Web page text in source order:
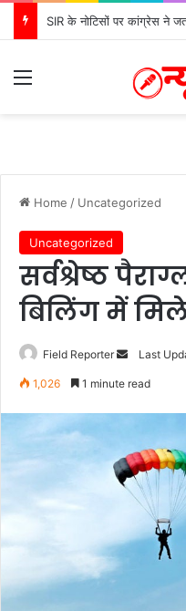
Menu
Home / Uncategorized
Uncategorized
सर्वश्रेष्ठ
बिलिंग में
Field Reporter
Send
Last
1,026 1 minute read